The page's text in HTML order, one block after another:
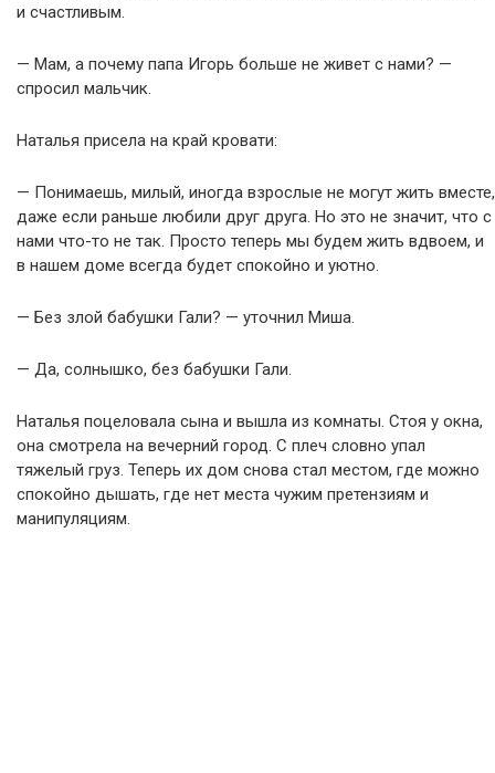
и счастливым.
— Мам, а почему папа Игорь больше не живет с нами? —
спросил мальчик.
Наталья присела на край кровати:
— Понимаешь, милый, иногда взрослые не могут жить вместе,
даже если раньше любили друг друга. Но это не значит, что с
нами что-то не так. Просто теперь мы будем жить вдвоем, и
в нашем доме всегда будет спокойно и уютно.
— Без злой бабушки Гали? — уточнил Миша.
— Да, солнышко, без бабушки Гали.
Наталья поцеловала сына и вышла из комнаты. Стоя у окна,
она смотрела на вечерний город. С плеч словно упал
тяжелый груз. Теперь их дом снова стал местом, где можно
спокойно дышать, где нет места чужим претензиям и
манипуляциям.